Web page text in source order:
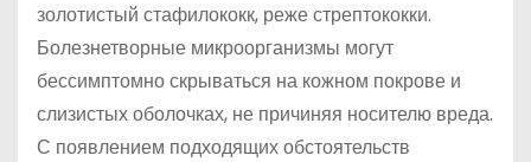
золотистый стафилококк, реже стрептококки.
Болезнетворные микроорганизмы могут
бессимптомно скрываться на кожном покрове и
слизистых оболочках, не причиняя носителю вреда.
С появлением подходящих обстоятельств